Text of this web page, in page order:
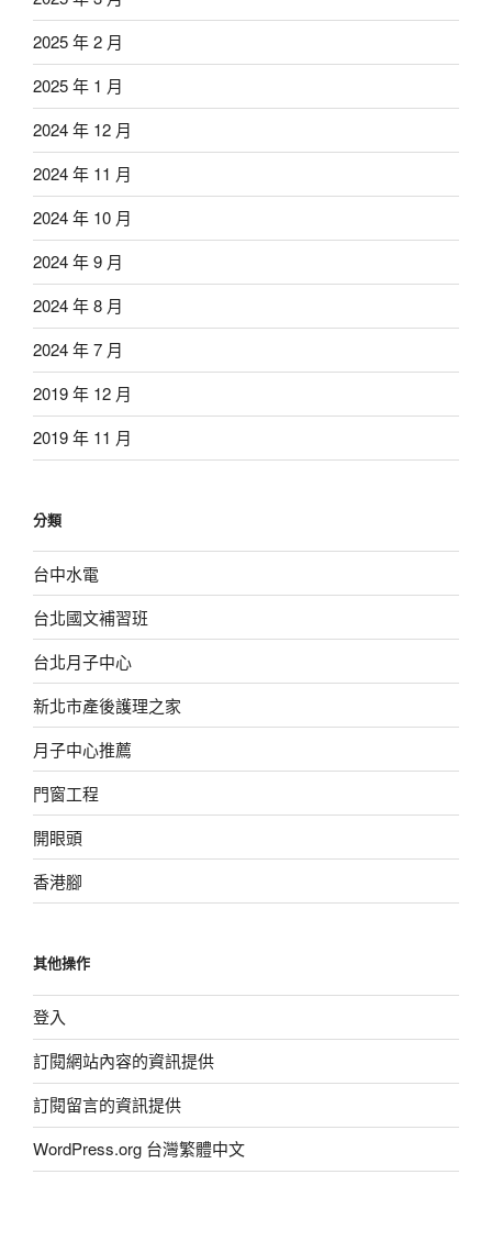
2025 年 2 月
2025 年 1 月
2024 年 12 月
2024 年 11 月
2024 年 10 月
2024 年 9 月
2024 年 8 月
2024 年 7 月
2019 年 12 月
2019 年 11 月
分類
台中水電
台北國文補習班
台北月子中心
新北市產後護理之家
月子中心推薦
門窗工程
開眼頭
香港腳
其他操作
登入
訂閱網站內容的資訊提供
訂閱留言的資訊提供
WordPress.org 台灣繁體中文